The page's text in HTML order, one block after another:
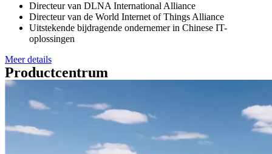
Directeur van DLNA International Alliance
Directeur van de World Internet of Things Alliance
Uitstekende bijdragende ondernemer in Chinese IT-
oplossingen
Meer details
Productcentrum